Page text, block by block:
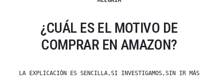
¿CUÁL ES EL MOTIVO DE
COMPRAR EN AMAZON?
LA EXPLICACIÓN ES SENCILLA,SI INVESTIGAMOS,SIN IR MÁS